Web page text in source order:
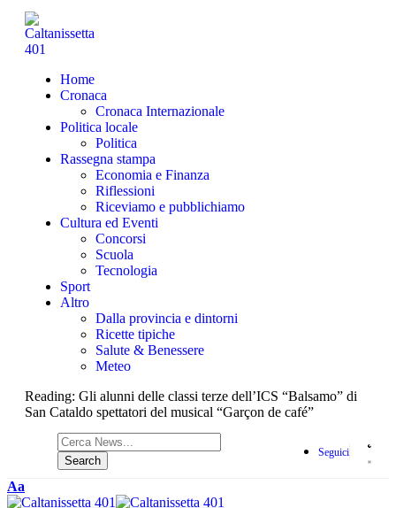
Home
Cronaca
Cronaca Internazionale
Politica locale
Politica
Rassegna stampa
Economia e Finanza
Riflessioni
Riceviamo e pubblichiamo
Cultura ed Eventi
Concorsi
Scuola
Tecnologia
Sport
Altro
Dalla provincia e dintorni
Ricette tipiche
Salute & Benessere
Meteo
Reading: Gli alunni delle classi terze dell’ICS “Balsamo” di
San Cataldo spettatori del musical “Garçon de café”
Seguici
Aa